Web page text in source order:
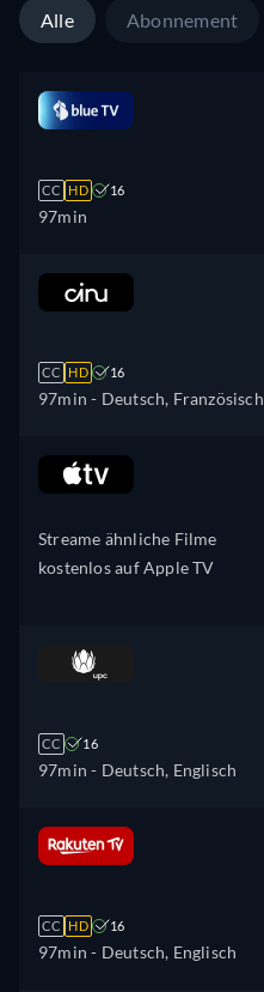
Alle Abonnement
CC HD 16
97min
CC HD 16
97min - Deutsch, Französisch
Streame ähnliche Filme
kostenlos auf Apple TV
CC 16
97min - Deutsch, Englisch
CC HD 16
97min - Deutsch, Englisch